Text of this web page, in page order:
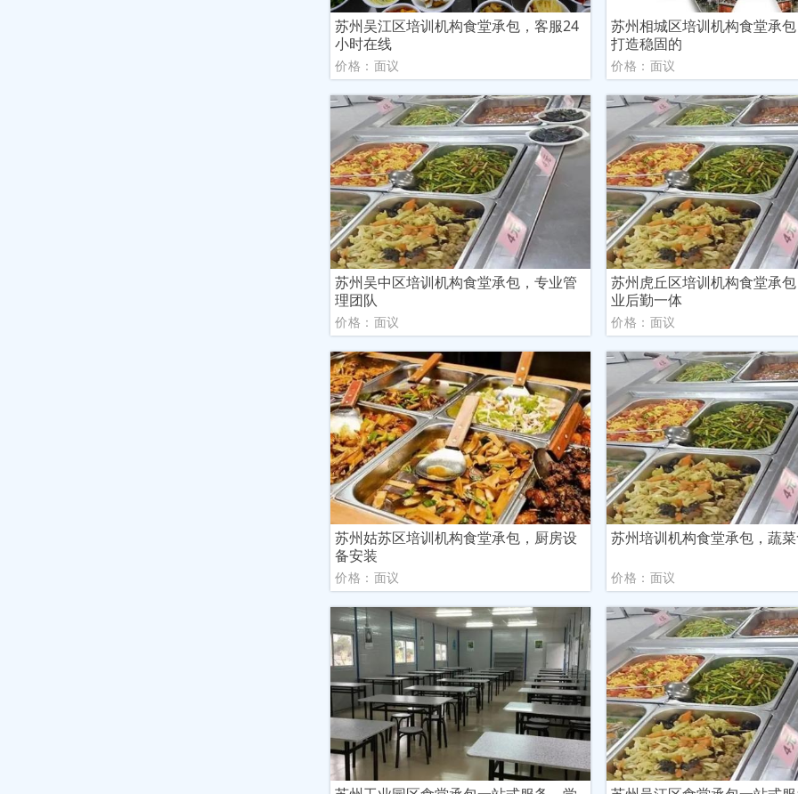
苏州吴江区培训机构食堂承包，客服24
小时在线
价格：面议
苏州相城区培训机构食堂承
打造稳固的
价格：面议
苏州吴中区培训机构食堂承包，专业管
理团队
价格：面议
苏州虎丘区培训机构食堂承
业后勤一体
价格：面议
苏州姑苏区培训机构食堂承包，厨房设
备安装
价格：面议
苏州培训机构食堂承包，蔬
价格：面议